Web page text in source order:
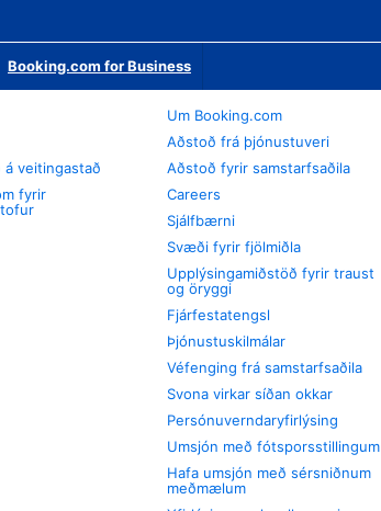
Booking.com for Business
á veitingastað
fyrir
Um Booking.com
Aðstoð frá þjónustuveri
Aðstoð fyrir samstarfsaðila
Careers
Sjálfbærni
Svæði fyrir fjölmiðla
Upplýsingamiðstöð fyrir traust
og öryggi
Fjárfestatengsl
Þjónustuskilmálar
Véfenging frá samstarfsaðila
Svona virkar síðan okkar
Persónuverndaryfirlýsing
Umsjón með fótsporsstillingum
Hafa umsjón með sérsniðnum
meðmælum